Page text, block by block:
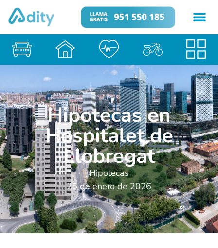
Hipotecas en
Hospitalet de
Llobregat
Hipotecas
25 de enero de 2026